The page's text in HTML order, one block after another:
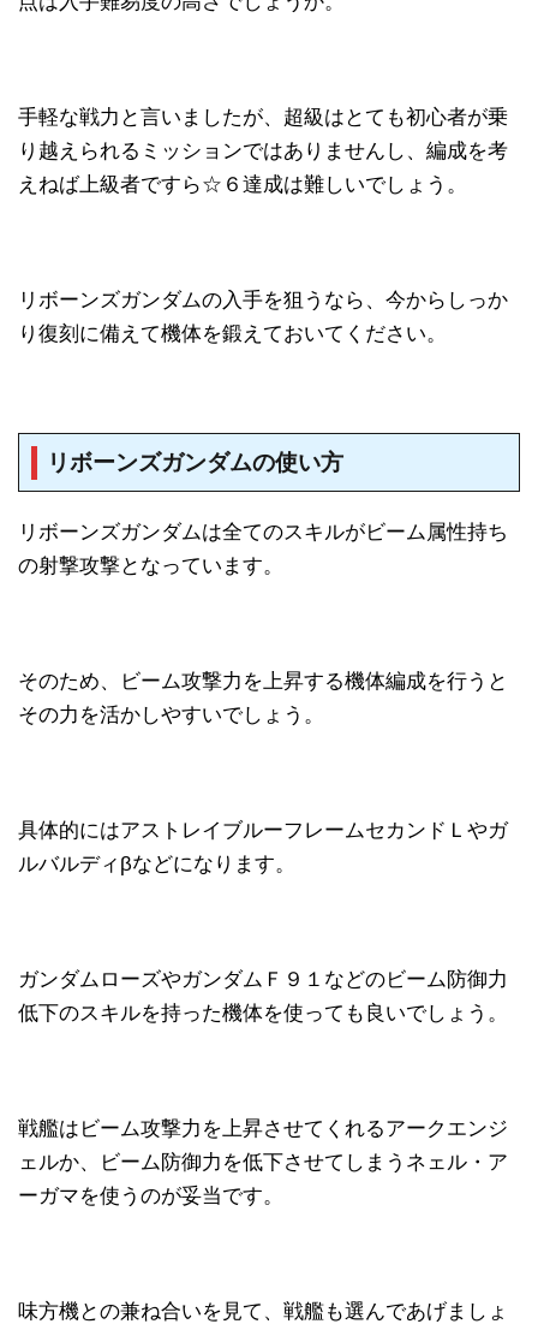
手軽な戦力と言いましたが、超級はとても初心者が乗
り越えられるミッションではありませんし、編成を考
えねば上級者ですら☆６達成は難しいでしょう。
リボーンズガンダムの入手を狙うなら、今からしっか
り復刻に備えて機体を鍛えておいてください。
リボーンズガンダムの使い方
リボーンズガンダムは全てのスキルがビーム属性持ち
の射撃攻撃となっています。
そのため、ビーム攻撃力を上昇する機体編成を行うと
その力を活かしやすいでしょう。
具体的にはアストレイブルーフレームセカンドＬやガ
ルバルディβなどになります。
ガンダムローズやガンダムＦ９１などのビーム防御力
低下のスキルを持った機体を使っても良いでしょう。
戦艦はビーム攻撃力を上昇させてくれるアークエンジ
ェルか、ビーム防御力を低下させてしまうネェル・ア
ーガマを使うのが妥当です。
味方機との兼ね合いを見て、戦艦も選んであげましょ